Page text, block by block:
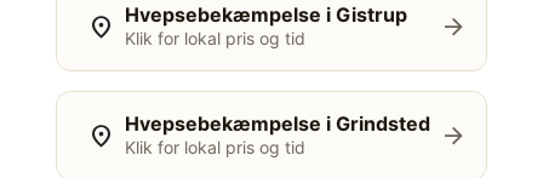
location_on Hvepsebekæmpelse i Gistrup
Klik for lokal pris og tid arrow_forward
location_on Hvepsebekæmpelse i Grindsted
Klik for lokal pris og tid arrow_forward